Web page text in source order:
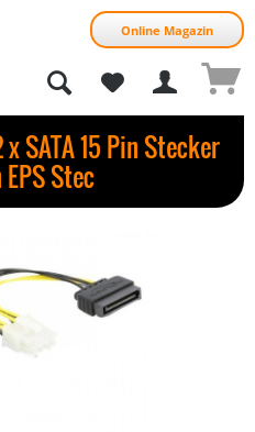
Online Magazin
SATA 15 Pin Stecker
Stec